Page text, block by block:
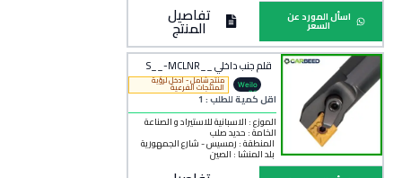
اسأل المورد عن
السعر تفاصيل
المنتج
قلم جنب داخلي __S__-MCLNR
Weilo
ng
منتج شامل - ادخل لرؤية
المنتجات الفرعية
اقل كمية للطلب : 1
الموزع : الاسبانية للاستيراد و الصناعة
الخامة : حديد صلب
المنطقة : رمسيس - شارع الجمهورية
بلد المنشأ : الصين